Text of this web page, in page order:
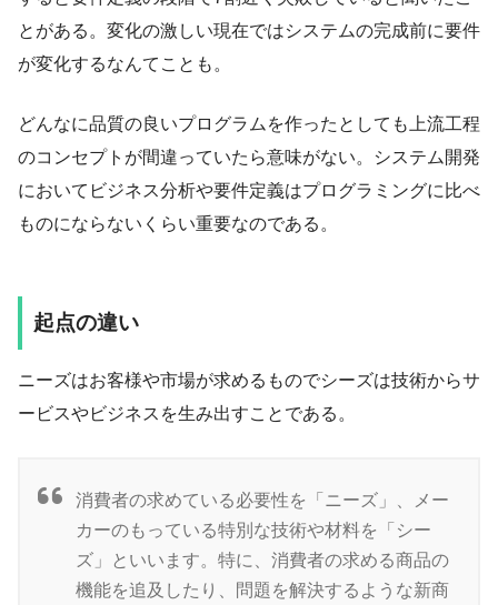
とがある。変化の激しい現在ではシステムの完成前に要件
が変化するなんてことも。
どんなに品質の良いプログラムを作ったとしても上流工程
のコンセプトが間違っていたら意味がない。システム開発
においてビジネス分析や要件定義はプログラミングに比べ
ものにならないくらい重要なのである。
起点の違い
ニーズはお客様や市場が求めるものでシーズは技術からサ
ービスやビジネスを生み出すことである。
消費者の求めている必要性を「ニーズ」、メー
カーのもっている特別な技術や材料を「シー
ズ」といいます。特に、消費者の求める商品の
機能を追及したり、問題を解決するような新商